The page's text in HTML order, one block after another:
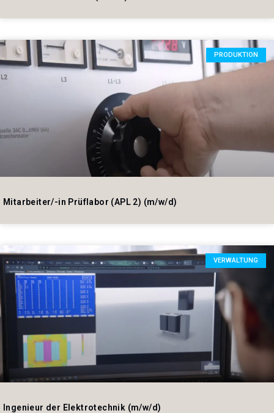
PRODUKTION
Mitarbeiter/-in Prüflabor (APL 2) (m/w/d)
VERWALTUNG
Ingenieur der Elektrotechnik (m/w/d)